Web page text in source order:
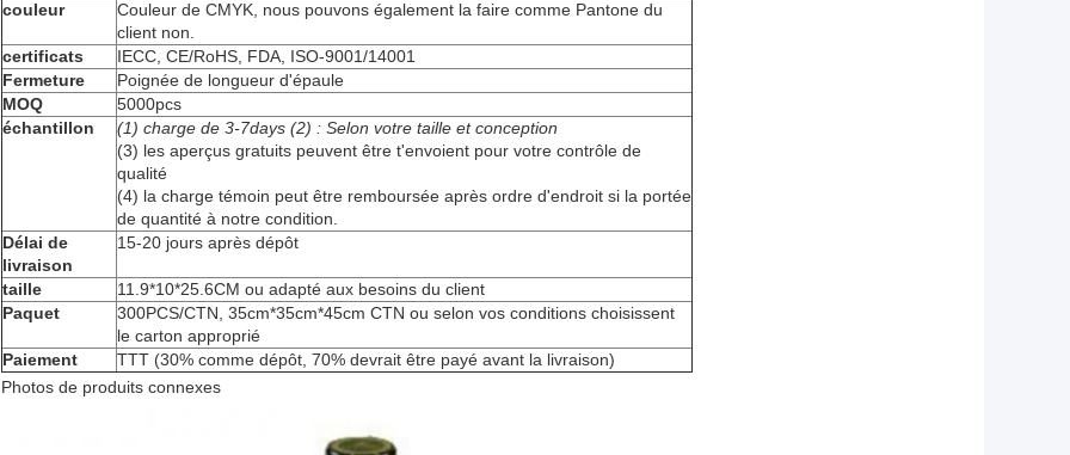
couleur
Couleur de CMYK, nous pouvons également la faire comme Pantone du
client non.
certificats
IECC, CE/RoHS, FDA, ISO-9001/14001
Fermeture
Poignée de longueur d'épaule
MOQ
5000pcs
échantillon
(1) charge de 3-7days (2) : Selon votre taille et conception
(3) les aperçus gratuits peuvent être t'envoient pour votre contrôle de
qualité
(4) la charge témoin peut être remboursée après ordre d'endroit si la portée
de quantité à notre condition.
Délai de
livraison
15-20 jours après dépôt
taille
11.9*10*25.6CM ou adapté aux besoins du client
Paquet
300PCS/CTN, 35cm*35cm*45cm CTN ou selon vos conditions choisissent
le carton approprié
Paiement
TTT (30% comme dépôt, 70% devrait être payé avant la livraison)
Photos de produits connexes